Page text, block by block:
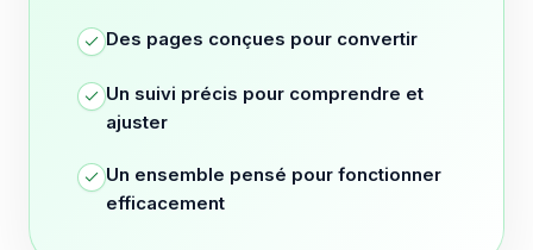
Des pages conçues pour convertir
Un suivi précis pour comprendre et
ajuster
Un ensemble pensé pour fonctionner
efficacement